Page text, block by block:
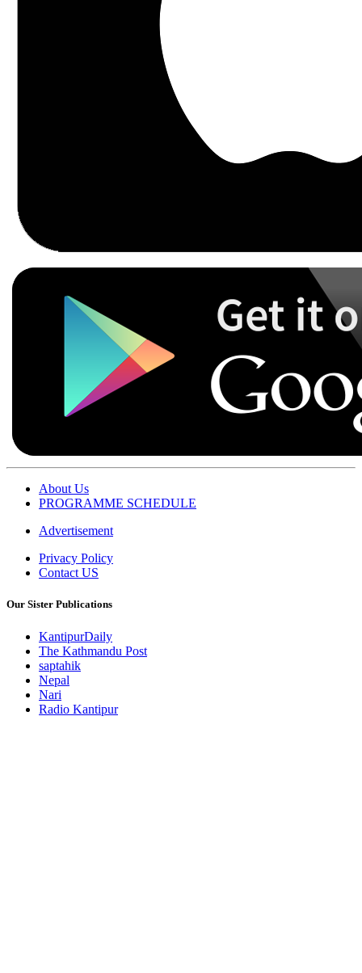
About Us
PROGRAMME SCHEDULE
Advertisement
Privacy Policy
Contact US
Our Sister Publications
KantipurDaily
The Kathmandu Post
saptahik
Nepal
Nari
Radio Kantipur